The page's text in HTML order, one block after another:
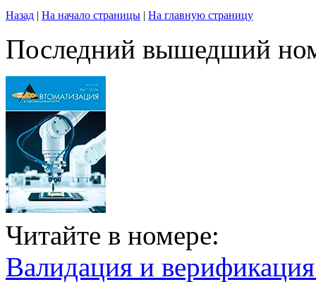
Назад | На начало страницы | На главную страницу
Последний вышедший
Читайте в номере:
Валидация и